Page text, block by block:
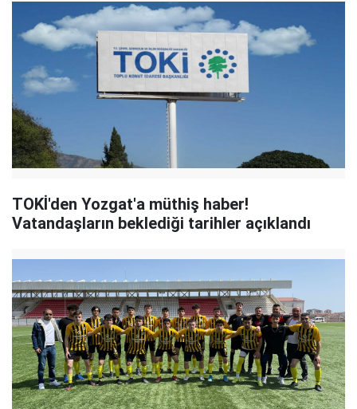
TOKİ'den Yozgat'a müthiş haber!
Vatandaşların beklediği tarihler açıklandı